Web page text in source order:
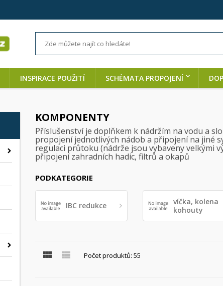
INSPIRACE POUŽITÍ SCHÉMATA PROPOJENÍ
KOMPONENTY
Příslušenství je doplňkem k nádržím na vodu a
propojení jednotlivých nádob a připojení na jiné
regulaci průtoku (nádrže jsou vybaveny velkými
připojení zahradních hadic, filtrů a okapů
PODKATEGORIE
IBC redukce
víčka, kolena
kohouty
  Počet produktů: 55